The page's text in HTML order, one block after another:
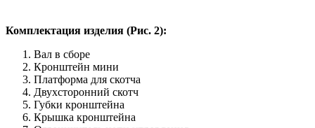
Комплектация изделия (Рис. 2):
Вал в сборе
Кронштейн мини
Платформа для скотча
Двухсторонний скотч
Губки кронштейна
Крышка кронштейна